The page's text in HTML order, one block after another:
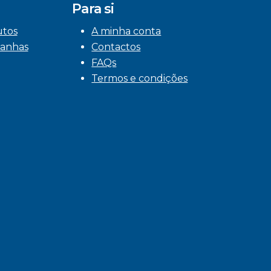
Para si
A minha conta
Contactos
FAQs
Termos e condições